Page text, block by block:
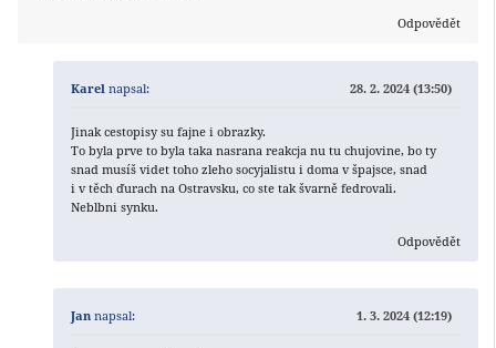
Odpovědět
Karel napsal: 28. 2. 2024 (13:50)
Jinak cestopisy su fajne i obrazky.
To byla prve to byla taka nasrana reakcja nu tu chujovine, bo ty
snad musíš videt toho zleho socyjalistu i doma v špajsce, snad
i v těch ďurach na Ostravsku, co ste tak švarně fedrovali.
Neblbni synku.
Odpovědět
Jan napsal: 1. 3. 2024 (12:19)